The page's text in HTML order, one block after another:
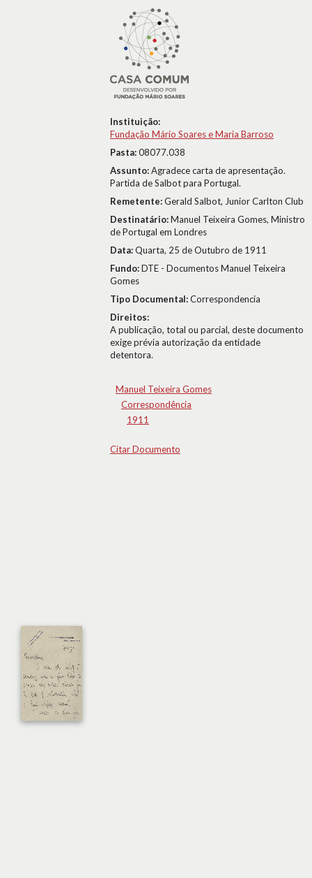
Instituição:
Fundação Mário Soares e Maria Barroso
Pasta:08077.038
Assunto:Agradece carta de apresentação.
Partida de Salbot para Portugal.
Remetente:Gerald Salbot, Junior Carlton Club
Destinatário:Manuel Teixeira Gomes, Ministro
de Portugal em Londres
Data:Quarta, 25 de Outubro de 1911
Fundo:DTE - Documentos Manuel Teixeira
Gomes
Tipo Documental:Correspondencia
Direitos:
A publicação, total ou parcial, deste documento
exige prévia autorização da entidade
detentora.
Manuel Teixeira Gomes
Correspondência
1911
Citar Documento